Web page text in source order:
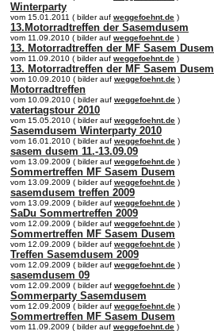
Winterparty
vom 15.01.2011 ( bilder auf weggefoehnt.de )
13.Motorradtreffen der Sasemdusem
vom 11.09.2010 ( bilder auf weggefoehnt.de )
13. Motorradtreffen der MF Sasem Dusem
vom 11.09.2010 ( bilder auf weggefoehnt.de )
13. Motorradtreffen der MF Sasem Dusem
vom 10.09.2010 ( bilder auf weggefoehnt.de )
Motorradtreffen
vom 10.09.2010 ( bilder auf weggefoehnt.de )
vatertagstour 2010
vom 15.05.2010 ( bilder auf weggefoehnt.de )
Sasemdusem Winterparty 2010
vom 16.01.2010 ( bilder auf weggefoehnt.de )
sasem dusem 11.-13.09.09
vom 13.09.2009 ( bilder auf weggefoehnt.de )
Sommertreffen MF Sasem Dusem
vom 13.09.2009 ( bilder auf weggefoehnt.de )
sasemdusem treffen 2009
vom 13.09.2009 ( bilder auf weggefoehnt.de )
SaDu Sommertreffen 2009
vom 12.09.2009 ( bilder auf weggefoehnt.de )
Sommertreffen MF Sasem Dusem
vom 12.09.2009 ( bilder auf weggefoehnt.de )
Treffen Sasemdusem 2009
vom 12.09.2009 ( bilder auf weggefoehnt.de )
sasemdusem 09
vom 12.09.2009 ( bilder auf weggefoehnt.de )
Sommerparty Sasemdusem
vom 12.09.2009 ( bilder auf weggefoehnt.de )
Sommertreffen MF Sasem Dusem
vom 11.09.2009 ( bilder auf weggefoehnt.de )